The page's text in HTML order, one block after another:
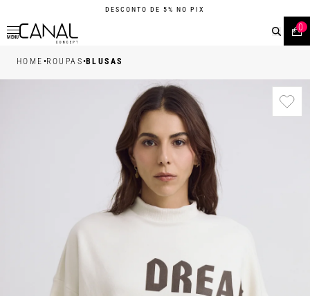
DESCONTO DE 5% NO PIX
MENU
0
HOME •ROUPAS•BLUSAS